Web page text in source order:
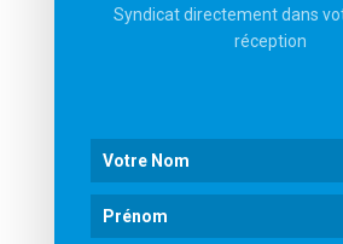
Mentions légales
Resources
Syndicat directement dans
réception